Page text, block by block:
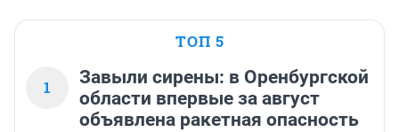
ТОП 5
1
Завыли сирены: в Оренбургской
области впервые за август
объявлена ракетная опасность